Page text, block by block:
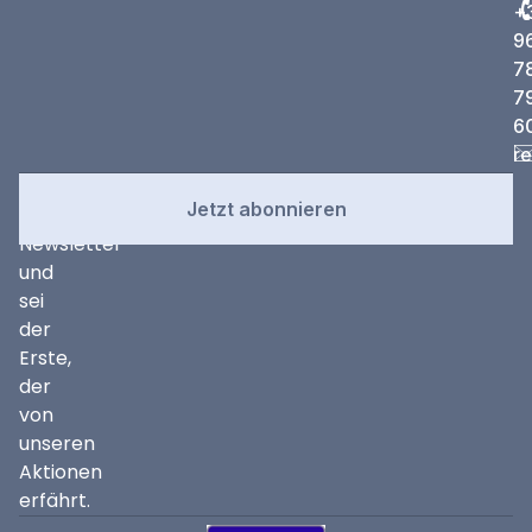
Newsletter
Newsletter
und
sei
der
Erste,
der
von
unseren
Aktionen
erfährt.
Jetzt abonnieren